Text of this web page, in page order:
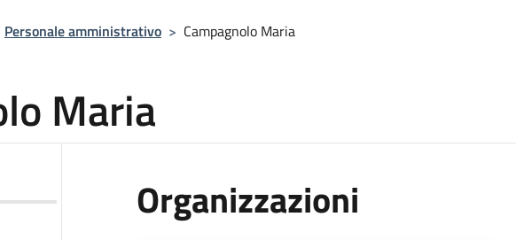
Personale amministrativo > Campagnolo Maria
Maria
Organizzazioni